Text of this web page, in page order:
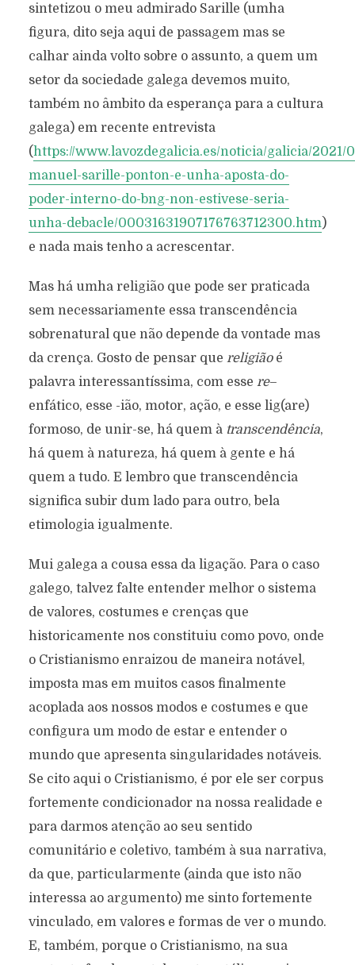
sintetizou o meu admirado Sarille (umha
figura, dito seja aqui de passagem mas se
calhar ainda volto sobre o assunto, a quem um
setor da sociedade galega devemos muito,
também no âmbito da esperança para a cultura
galega) em recente entrevista
(https://www.lavozdegalicia.es/noticia/galicia/2021/
manuel-sarille-ponton-e-unha-aposta-do-
poder-interno-do-bng-non-estivese-seria-
unha-debacle/00031631907176763712300.htm)
e nada mais tenho a acrescentar.
Mas há umha religião que pode ser praticada
sem necessariamente essa transcendência
sobrenatural que não depende da vontade mas
da crença. Gosto de pensar que religiãoé
palavra interessantíssima, com esse re–
enfático, esse -ião, motor, ação, e esse lig(are)
formoso, de unir-se, há quem à transcendência,
há quem à natureza, há quem à gente e há
quem a tudo. E lembro que transcendência
significa subir dum lado para outro, bela
etimologia igualmente.
Mui galega a cousa essa da ligação. Para o caso
galego, talvez falte entender melhor o sistema
de valores, costumes e crenças que
historicamente nos constituiu como povo, onde
o Cristianismo enraizou de maneira notável,
imposta mas em muitos casos finalmente
acoplada aos nossos modos e costumes e que
configura um modo de estar e entender o
mundo que apresenta singularidades notáveis.
Se cito aqui o Cristianismo, é por ele ser corpus
fortemente condicionador na nossa realidade e
para darmos atenção ao seu sentido
comunitário e coletivo, também à sua narrativa,
da que, particularmente (ainda que isto não
interessa ao argumento) me sinto fortemente
vinculado, em valores e formas de ver o mundo.
E, também, porque o Cristianismo, na sua